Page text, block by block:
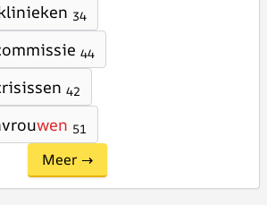
34
44
42
wen 51
Meer →